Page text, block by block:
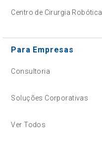
Centro de Cirurgia Robótica
Para Empresas
Consultoria
Soluções Corporativas
Ver Todos